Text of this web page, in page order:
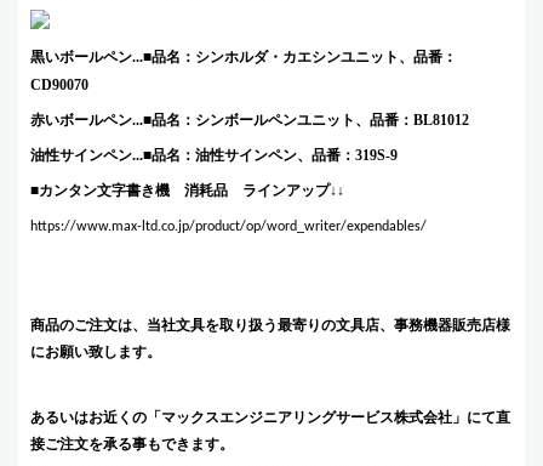
黒いボールペン...■品名：シンホルダ・カエシンユニット、品番：
CD90070
赤いボールペン...■品名：シンボールペンユニット、品番： BL81012
油性サインペン...■品名：油性サインペン、品番： 319S-9
■カンタン文字書き機 消耗品 ラインアップ↓↓
https://www.max-ltd.co.jp/product/op/word_writer/expendables/
商品のご注文は、当社文具を取り扱う最寄りの文具店、事務機器販売店様
にお願い致します。
あるいはお近くの「マックスエンジニアリングサービス株式会社」にて直
接ご注文を承る事もできます。